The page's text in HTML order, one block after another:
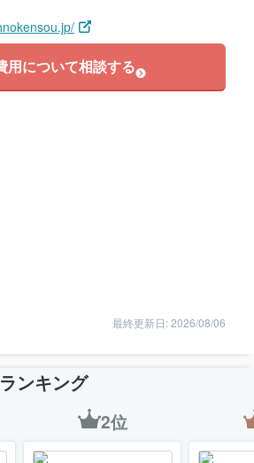
用について相談する
最終更新日: 2026/08/06
ンキング
2位